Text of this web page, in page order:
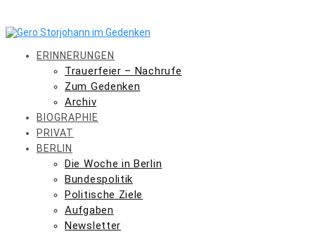
content
ERINNERUNGEN
Trauerfeier – Nachrufe
Zum Gedenken
Archiv
BIOGRAPHIE
PRIVAT
BERLIN
Die Woche in Berlin
Bundespolitik
Politische Ziele
Aufgaben
Newsletter